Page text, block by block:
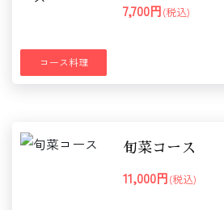
コース料理
7,700円(税込)
旬菜コース
11,000円(税込)